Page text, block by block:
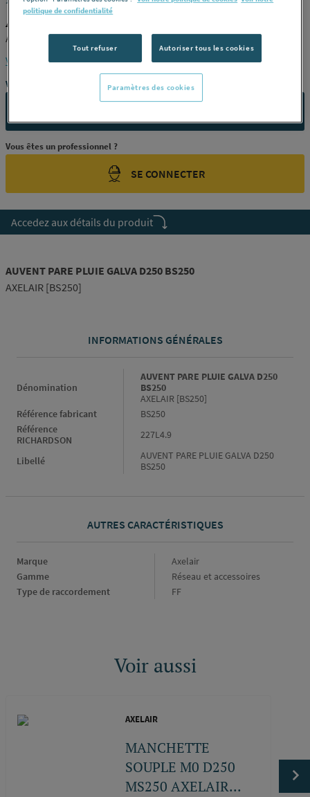
AXELAIR BS250
AXELAIR [BS250]
Voir la description complète
Vous avez un projet ?
Vous êtes un professionnel ?
SE CONNECTER
Accedez aux détails du produit
AUVENT PARE PLUIE GALVA D250 BS250
AXELAIR [BS250]
INFORMATIONS GÉNÉRALES
Dénomination
AUVENT PARE PLUIE GALVA D250
BS250
AXELAIR [BS250]
Référence fabricant
BS250
Référence
RICHARDSON
227L4.9
Libellé
AUVENT PARE PLUIE GALVA D250
BS250
AUTRES CARACTÉRISTIQUES
Marque Marque
Axelair
Gamme
Gamme
Réseau et accessoires
Type de raccordement
Type
FF
Voir aussi
AXELAIR
MANCHETTE
SOUPLE M0 D250
MS250 AXELAIR...
politique de confidentialité
Tout refuser Autoriser tous les cookies
Paramètres des cookies